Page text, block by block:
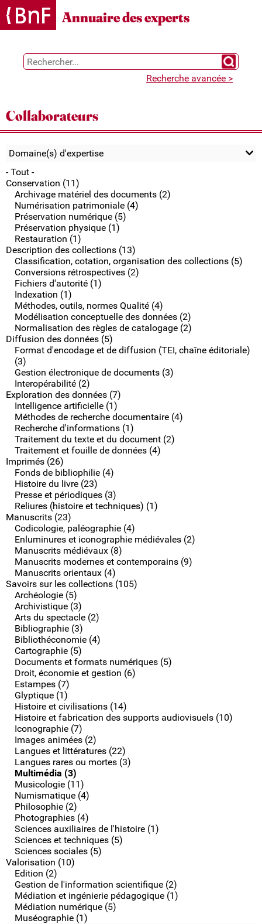
Gestion des cookies
Annuaire des experts
Chercher
Recherche avancée >
Collaborateurs
Domaine(s) d'expertise
- Tout -
Conservation (11)
Archivage matériel des documents (2)
Numérisation patrimoniale (4)
Préservation numérique (5)
Préservation physique (1)
Restauration (1)
Description des collections (13)
Classification, cotation, organisation des collections (5)
Conversions rétrospectives (2)
Fichiers d'autorité (1)
Indexation (1)
Méthodes, outils, normes Qualité (4)
Modélisation conceptuelle des données (2)
Normalisation des règles de catalogage (2)
Diffusion des données (5)
Format d'encodage et de diffusion (TEI, chaîne éditoriale)
(3)
Gestion électronique de documents (3)
Interopérabilité (2)
Exploration des données (7)
Intelligence artificielle (1)
Méthodes de recherche documentaire (4)
Recherche d'informations (1)
Traitement du texte et du document (2)
Traitement et fouille de données (4)
Imprimés (26)
Fonds de bibliophilie (4)
Histoire du livre (23)
Presse et périodiques (3)
Reliures (histoire et techniques) (1)
Manuscrits (23)
Codicologie, paléographie (4)
Enluminures et iconographie médiévales (2)
Manuscrits médiévaux (8)
Manuscrits modernes et contemporains (9)
Manuscrits orientaux (4)
Savoirs sur les collections (105)
Archéologie (5)
Archivistique (3)
Arts du spectacle (2)
Bibliographie (3)
Bibliothéconomie (4)
Cartographie (5)
Documents et formats numériques (5)
Droit, économie et gestion (6)
Estampes (7)
Glyptique (1)
Histoire et civilisations (14)
Histoire et fabrication des supports audiovisuels (10)
Iconographie (7)
Images animées (2)
Langues et littératures (22)
Langues rares ou mortes (3)
Multimédia (3)
Musicologie (11)
Numismatique (4)
Philosophie (2)
Photographies (4)
Sciences auxiliaires de l'histoire (1)
Sciences et techniques (5)
Sciences sociales (5)
Valorisation (10)
Edition (2)
Gestion de l'information scientifique (2)
Médiation et ingénierie pédagogique (1)
Médiation numérique (5)
Muséographie (1)